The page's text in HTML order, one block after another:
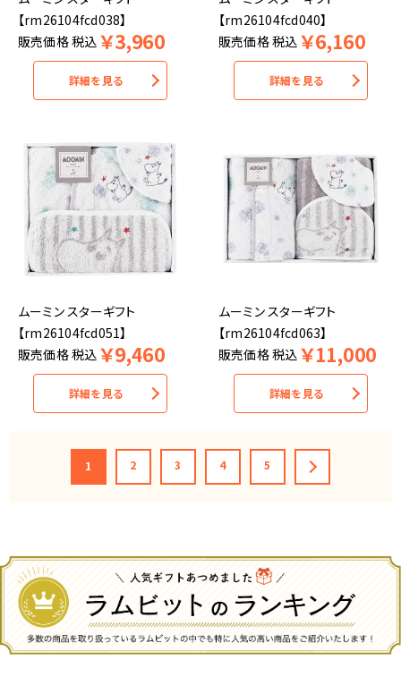
【rm26104fcd038】
販売価格税込 ￥3,960
詳細を見る
【rm26104fcd040】
販売価格税込 ￥6,160
詳細を見る
ムーミン スターギフト
【rm26104fcd051】
販売価格税込 ￥9,460
詳細を見る
ムーミン スターギフト
【rm26104fcd063】
販売価格税込 ￥11,000
詳細を見る
1 2 3 4 5